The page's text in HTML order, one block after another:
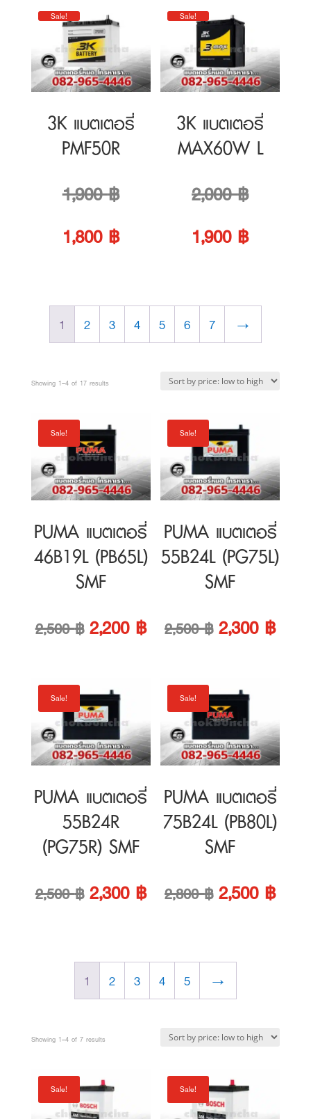
1,800 ฿.
1,800 ฿.
Sale!
3K แบตเตอรี่
PMF50R
1,900฿Original
price
1,900 ฿.
1,800 ฿Current
Sale!
3K แบตเตอรี่
MAX60W L
2,000฿Original
price
2,000 ฿.
1,900 ฿Current
is:
1 2 3 4 5 6 7 →
Showing 1–4 of 17 resultsSorted
price:
low
to
high
Sale!
PUMA แบตเตอรี่
46B19L (PB65L)
SMF
2,500฿ Original
was:
2,500 ฿.
2,200 ฿Current
2,200 ฿.
Sale!
PUMA แบตเตอรี่
55B24L (PG75L)
SMF
2,500฿ Original
was:
2,500 ฿.
2,300 ฿
Sale!
PUMA แบตเตอรี่
55B24R
(PG75R) SMF
2,500฿ Original
was:
2,500 ฿.
2,300 ฿Current
is:
2,300 ฿.
Sale!
PUMA แบตเตอรี่
75B24L (PB80L)
SMF
2,800฿ Original
was:
2,800 ฿.
2,500 ฿
1 2 3 4 5 →
Showing 1–4 of 7 resultsSorted
price:
Sale! Sale!